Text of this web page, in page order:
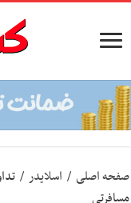
صفحه اصلی / اسلایدر /
مسافرتی